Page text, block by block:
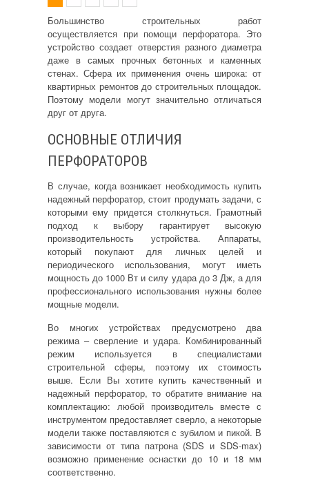
Большинство строительных работ
осуществляется при помощи перфоратора. Это
устройство создает отверстия разного диаметра
даже в самых прочных бетонных и каменных
стенах. Сфера их применения очень широка: от
квартирных ремонтов до строительных площадок.
Поэтому модели могут значительно отличаться
друг от друга.
ОСНОВНЫЕ ОТЛИЧИЯ
ПЕРФОРАТОРОВ
В случае, когда возникает необходимость купить
надежный перфоратор, стоит продумать задачи, с
которыми ему придется столкнуться. Грамотный
подход к выбору гарантирует высокую
производительность устройства. Аппараты,
который покупают для личных целей и
периодического использования, могут иметь
мощность до 1000 Вт и силу удара до 3 Дж, а для
профессионального использования нужны более
мощные модели.
Во многих устройствах предусмотрено два
режима – сверление и удара. Комбинированный
режим используется в специалистами
строительной сферы, поэтому их стоимость
выше. Если Вы хотитекупить качественный и
надежный перфоратор, то обратите внимание на
комплектацию: любой производитель вместе с
инструментом предоставляет сверло, а некоторые
модели также поставляются с зубилом и пикой. В
зависимости от типа патрона (SDS и SDS-max)
возможно применение оснастки до 10 и 18 мм
соответственно.